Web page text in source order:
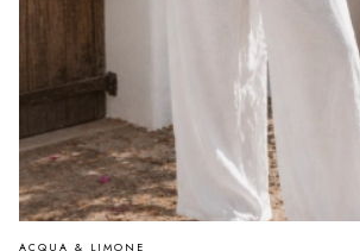
PRODUCENT
ACQUA & LIMONE